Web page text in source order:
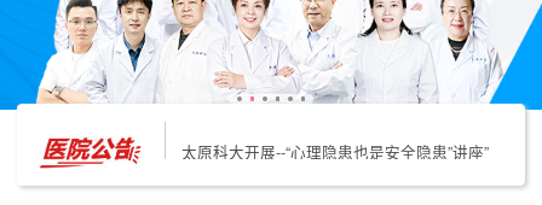
太原科大开展--“心理隐患也是安全隐患”讲座”
太原科大开展心理沙盘团体体验系列公益活动